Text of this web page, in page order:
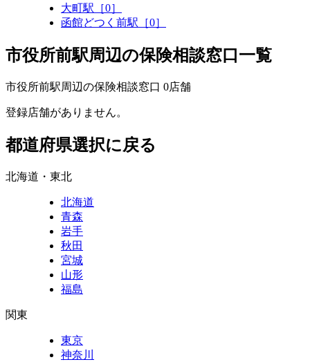
大町駅［0］
函館どつく前駅［0］
市役所前駅周辺の保険相談窓口一覧
市役所前駅周辺の保険相談窓口 0店舗
登録店舗がありません。
都道府県選択に戻る
北海道・東北
北海道
青森
岩手
秋田
宮城
山形
福島
関東
東京
神奈川